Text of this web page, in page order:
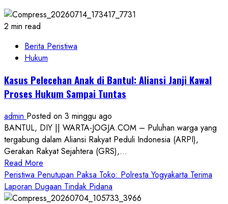
2 min read
Berita Peristiwa
Hukum
Kasus Pelecehan Anak di Bantul: Aliansi Janji Kawal
Proses Hukum Sampai Tuntas
admin Posted on 3 minggu ago
BANTUL, DIY || WARTA-JOGJA.COM – Puluhan warga yang
tergabung dalam Aliansi Rakyat Peduli Indonesia (ARPI),
Gerakan Rakyat Sejahtera (GRS),...
Read More
more
about
Kasus
Peristiwa Penutupan Paksa Toko: Polresta Yogyakarta Terima
Laporan Dugaan Tindak Pidana